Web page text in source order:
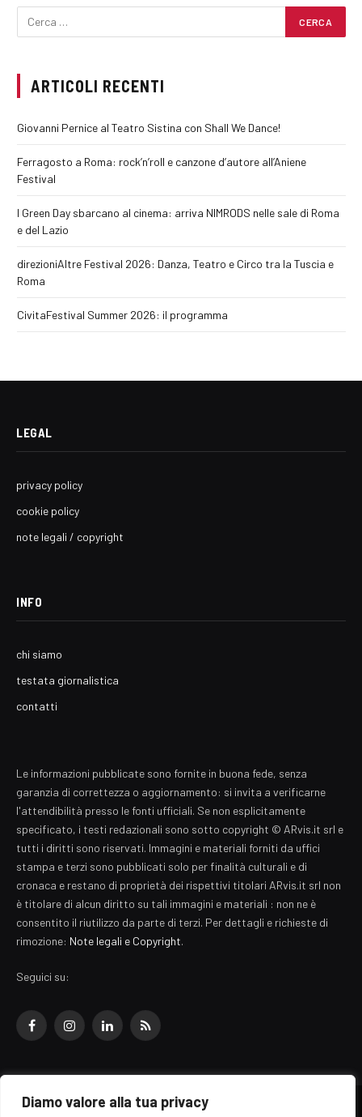
Diamo valore alla tua privacy
ARTICOLI RECENTI
Giovanni Pernice al Teatro Sistina con Shall We Dance!
Ferragosto a Roma: rock’n’roll e canzone d’autore all’Aniene
Festival
I Green Day sbarcano al cinema: arriva NIMRODS nelle sale di Roma
e del Lazio
direzioniAltre Festival 2026: Danza, Teatro e Circo tra la Tuscia e
Roma
CivitaFestival Summer 2026: il programma
LEGAL
privacy policy
cookie policy
note legali / copyright
INFO
chi siamo
testata giornalistica
contatti
Le informazioni pubblicate sono fornite in buona fede, senza
garanzia di correttezza o aggiornamento: si invita a verificarne
l'attendibilità presso le fonti ufficiali. Se non esplicitamente
specificato, i testi redazionali sono sotto copyright © ARvis.it srl e
tutti i diritti sono riservati. Immagini e materiali forniti da uffici
stampa e terzi sono pubblicati solo per finalità culturali e di
cronaca e restano di proprietà dei rispettivi titolari ARvis.it srl non
è titolare di alcun diritto su tali immagini e materiali : non ne è
consentito il riutilizzo da parte di terzi. Per dettagli e richieste di
rimozione: Note legali e Copyright.
Seguici su:
FacebookInstagramLinkedInRSS